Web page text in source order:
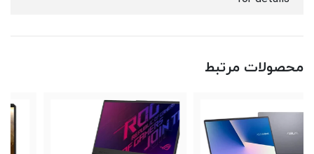
محصولات مرتبط